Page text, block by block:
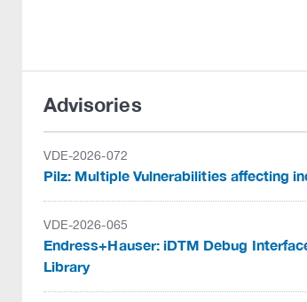
Advisories
VDE-2026-072
Pilz: Multiple Vulnerabilities affecting
VDE-2026-065
Endress+Hauser: iDTM Debug
Library